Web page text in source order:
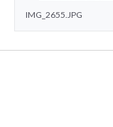
IMG_2655.JPG